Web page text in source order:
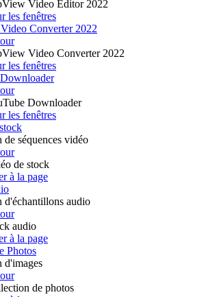
Video Editor 2022
les fenêtres
Converter 2022
Video Converter 2022
les fenêtres
Downloader
les fenêtres
séquences vidéo
de stock
à la page
d'échantillons audio
audio
à la page
Photos
d'images
de photos